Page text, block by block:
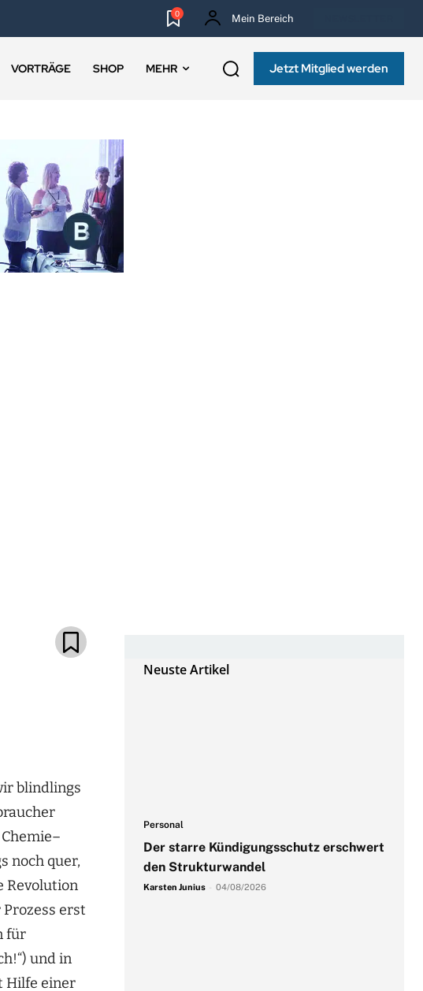
0 Mein Bereich
VORTRÄGE SHOP MEHR Jetzt Mitglied werden
blindlings
noch quer,
Revolution
erst
für
und in
Hilfe einer
Neuste Artikel
Personal
Der starre Kündigungsschutz erschwert
den Strukturwandel
Karsten Junius 04/08/2026